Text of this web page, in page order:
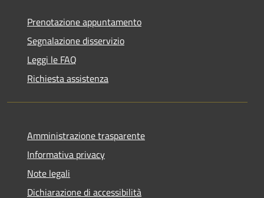
Prenotazione appuntamento
Segnalazione disservizio
Leggi le FAQ
Richiesta assistenza
Amministrazione trasparente
Informativa privacy
Note legali
Dichiarazione di accessibilità